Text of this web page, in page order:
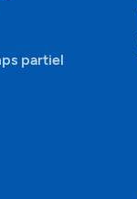
partiel